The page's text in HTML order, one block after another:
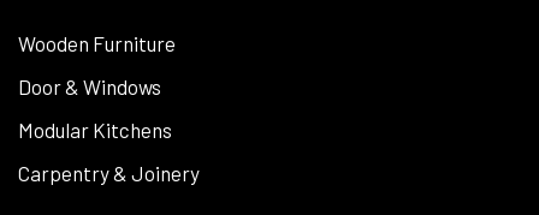
Wooden Furniture
Door & Windows
Modular Kitchens
Carpentry & Joinery